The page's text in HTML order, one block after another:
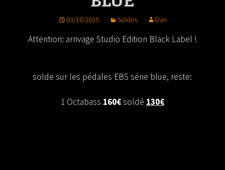
03/10/2015 Soldes Dan
Attention: arrivage Studio Edition Black Label !
solde sur les pédales EBS série blue, reste:
1 Octabass 160€soldé 130€